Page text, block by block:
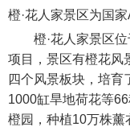
橙·花人家景区为国家
橙·花人家景区位
项目，景区有橙花风
四个风景板块，培育
1000缸旱地荷花等
橙园，种植10万株